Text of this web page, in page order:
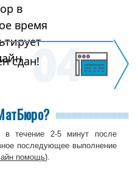
в
время
сдан!
в течение 2-5 минут после
последующее выполнение
помощь).